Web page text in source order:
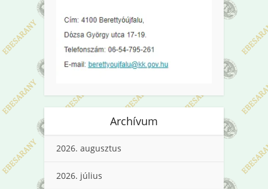
Archívum
2026. augusztus
2026. július